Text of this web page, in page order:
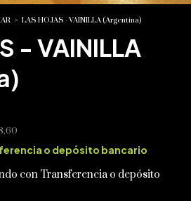
> LAS HOJAS - VAINILLA (Argentina)
- VAINILLA
o depósito bancario
con Transferencia o depósito